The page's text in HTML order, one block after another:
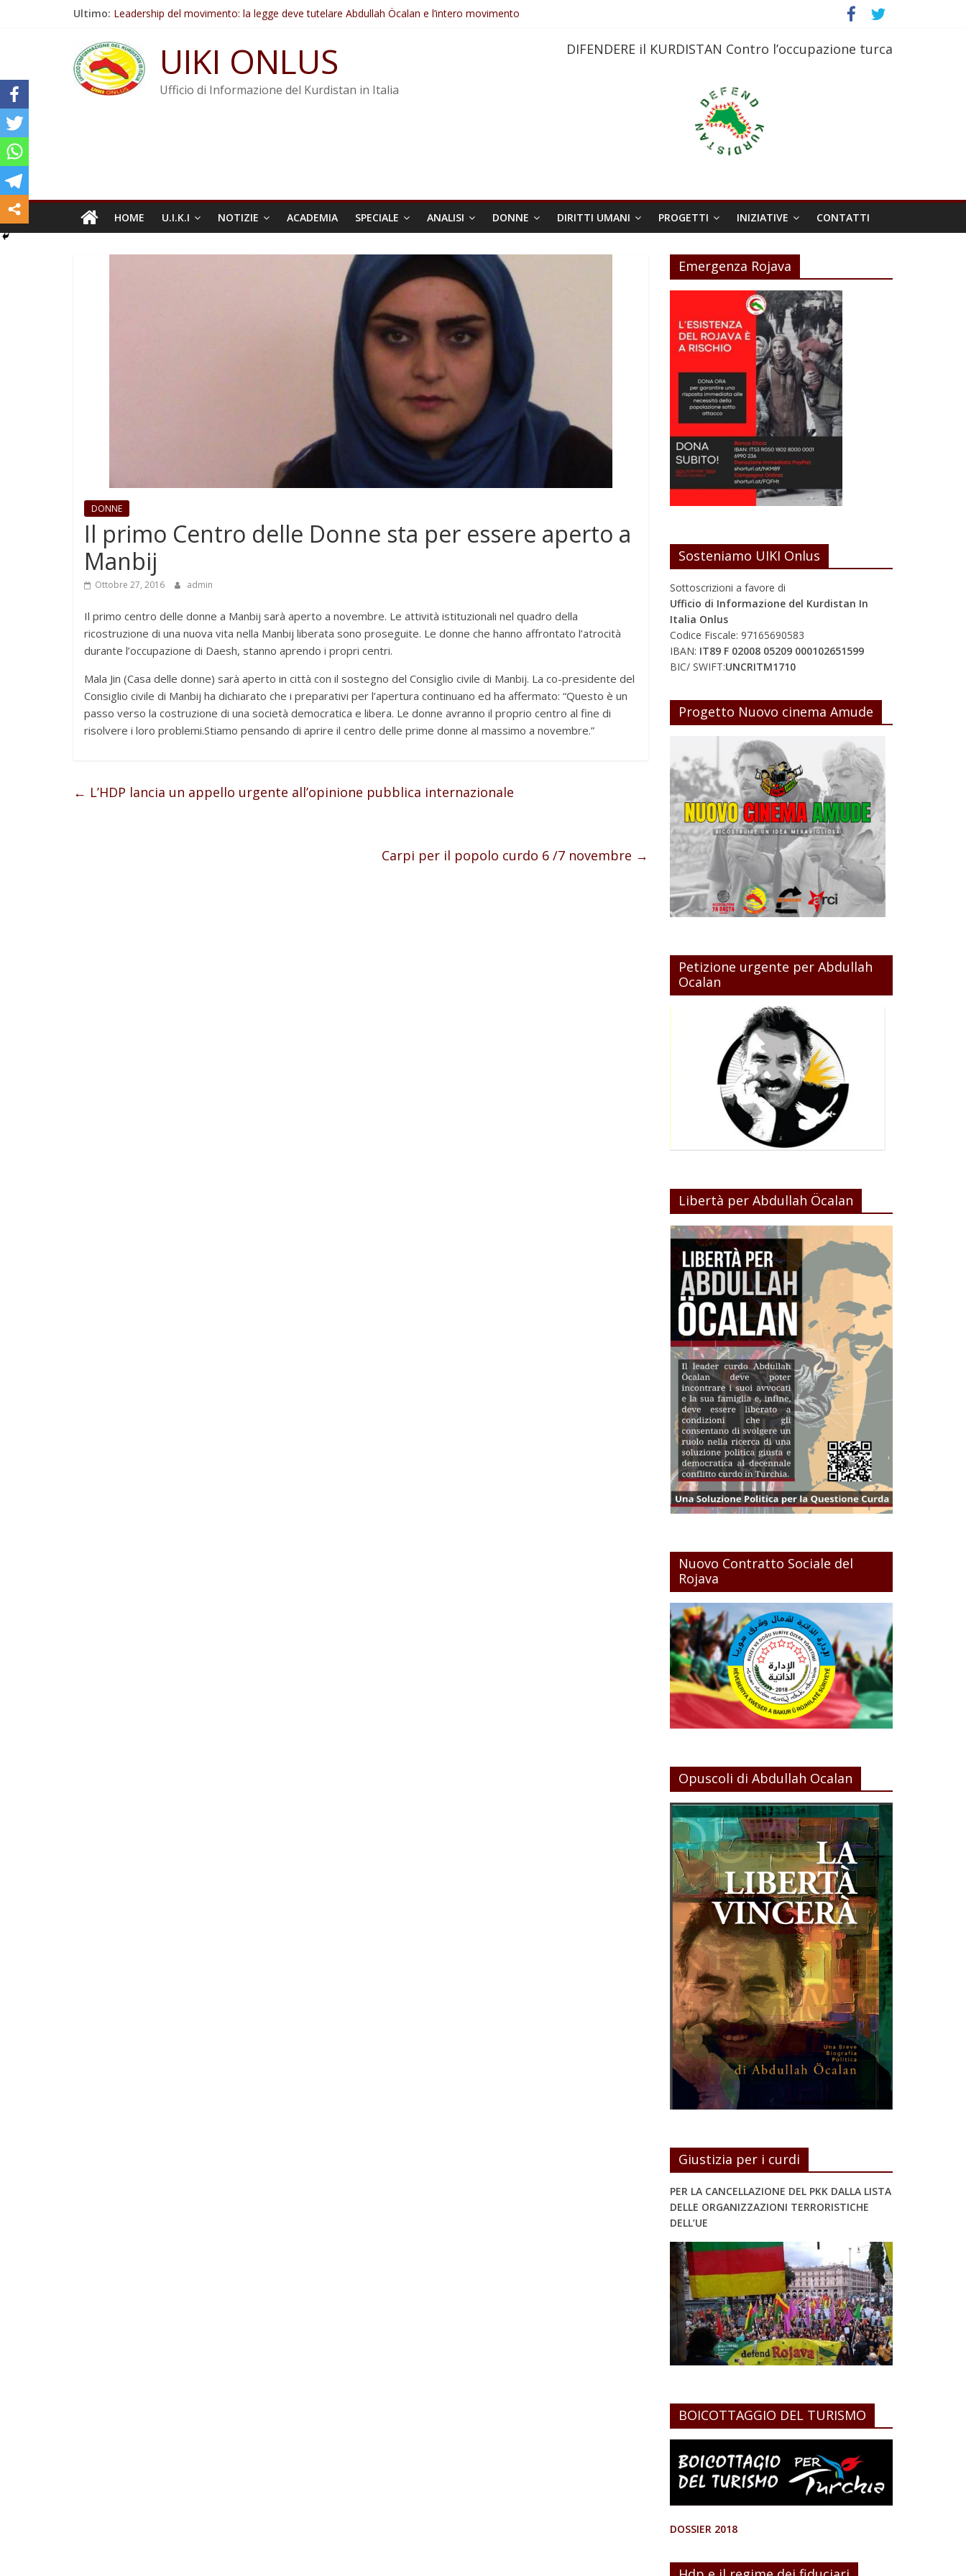
Ultimo: Leadership del movimento: la legge deve tutelare Abdullah Öcalan e l’intero movimento
Non tenere conto della situazione di Rêber Apo ostacolerebbe l’attuazione della legge
Il KNK chiede un’azione internazionale contro i crimini di guerra dell’Iran
Abdullah Öcalan: Le legge negativa deve essere trasformata in legge positiva
UIKI ONLUS
Ufficio di Informazione del Kurdistan in Italia
DIFENDERE il KURDISTAN Contro l’occupazione turca
HOME U.I.K.I NOTIZIE ACADEMIA SPECIALE ANALISI DONNE DIRITTI UMANI PROGETTI INIZIATIVE CONTATTI
DONNE
Il primo Centro delle Donne sta per essere aperto a
Manbij
Ottobre 27, 2016 admin
Il primo centro delle donne a Manbij sarà aperto a novembre. Le attività istituzionali nel quadro della
ricostruzione di una nuova vita nella Manbij liberata sono proseguite. Le donne che hanno affrontato l’atrocità
durante l’occupazione di Daesh, stanno aprendo i propri centri.
Mala Jin (Casa delle donne) sarà aperto in città con il sostegno del Consiglio civile di Manbij. La co-presidente del
Consiglio civile di Manbij ha dichiarato che i preparativi per l’apertura continuano ed ha affermato: “Questo è un
passo verso la costruzione di una società democratica e libera. Le donne avranno il proprio centro al fine di
risolvere i loro problemi.Stiamo pensando di aprire il centro delle prime donne al massimo a novembre.”
← L’HDP lancia un appello urgente all’opinione pubblica internazionale
Carpi per il popolo curdo 6 /7 novembre →
Emergenza Rojava
Sosteniamo UIKI Onlus
Sottoscrizioni a favore di
Ufficio di Informazione del Kurdistan In
Italia Onlus
Codice Fiscale: 97165690583
IBAN: IT89 F 02008 05209 000102651599
BIC/ SWIFT:UNCRITM1710
Progetto Nuovo cinema Amude
Petizione urgente per Abdullah
Ocalan
Libertà per Abdullah Öcalan
Nuovo Contratto Sociale del
Rojava
Opuscoli di Abdullah Ocalan
Giustizia per i curdi
PER LA CANCELLAZIONE DEL PKK DALLA LISTA
DELLE ORGANIZZAZIONI TERRORISTICHE
DELL’UE
BOICOTTAGGIO DEL TURISMO
DOSSIER 2018